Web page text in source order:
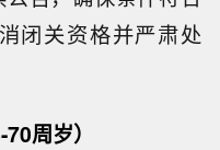
闭关资格并严肃处
周岁）